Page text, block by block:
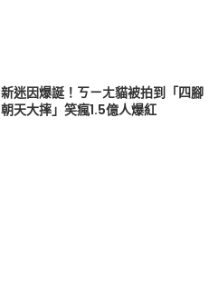
新迷因爆誕！ㄎㄧㄤ貓被拍到「四腳
朝天大摔」笑瘋1.5億人爆紅